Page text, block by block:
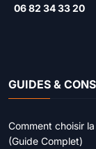
06 82 34 33 20
GUIDES &
Comment choisir
(Guide Complet)